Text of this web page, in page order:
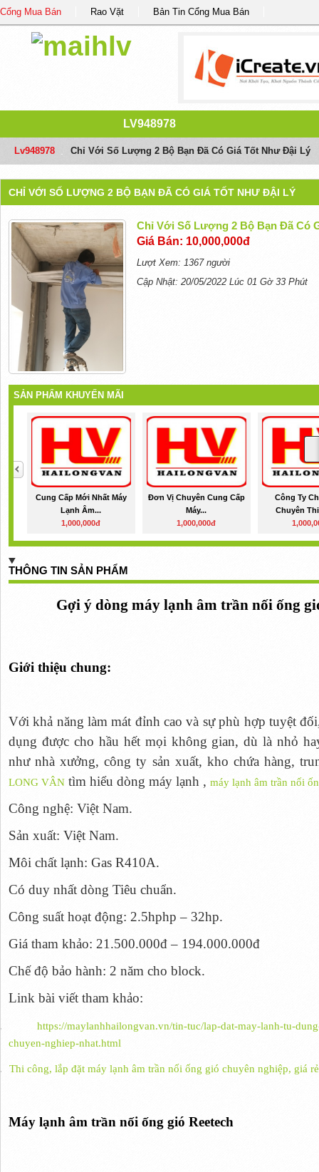
Cổng Mua Bán Rao Vặt Bản Tin Cổng Mua Bán
LV948978
Lv948978 Chỉ Với Số Lượng 2 Bộ Bạn Đã Có Giá Tốt Như Đậi Lý
CHỈ VỚI SỐ LƯỢNG 2 BỘ BẠN ĐÃ CÓ GIÁ TỐT NHƯ ĐẬI LÝ
Chỉ Với Số Lượng 2 Bộ Bạn Đã Có
Giá Bán: 10,000,000đ
Lượt Xem: 1367 người
Cập Nhật: 20/05/2022 Lúc 01 Gờ 33 Phút
SẢN PHẨM KHUYẾN MÃI
Cung Cấp Mới Nhất Máy
Lạnh Âm...
1,000,000đ
Đơn Vị Chuyên Cung Cấp
Máy...
1,000,000đ
Công Ty
Chuyên
THÔNG TIN SẢN PHẨM
Gợi ý dòng máy lạnh âm trần nối ống
Giới thiệu chung:
Với khả năng làm mát đỉnh cao và sự phù hợp tuyệt
dụng được cho hầu hết mọi không gian, dù là nhỏ
như nhà xưởng, công ty sản xuất, kho chứa hàng,
LONG VÂNtìm hiểu dòng máy lạnh , máy lạnh âm trần nối
Công nghệ: Việt Nam.
Sản xuất: Việt Nam.
Môi chất lạnh: Gas R410A.
Có duy nhất dòng Tiêu chuẩn.
Công suất hoạt động: 2.5hphp – 32hp.
Giá tham khảo: 21.500.000đ – 194.000.000đ
Chế độ bảo hành: 2 năm cho block.
Link bài viết tham khảo:
https://maylanhhailongvan.vn/tin-tuc/lap-dat-may-lanh-tu-
chuyen-nghiep-nhat.html
Thi công, lắp đặt máy lạnh âm trần nối ống gió chuyên nghiệp, giá
Máy lạnh âm trần nối ống gió Reetech